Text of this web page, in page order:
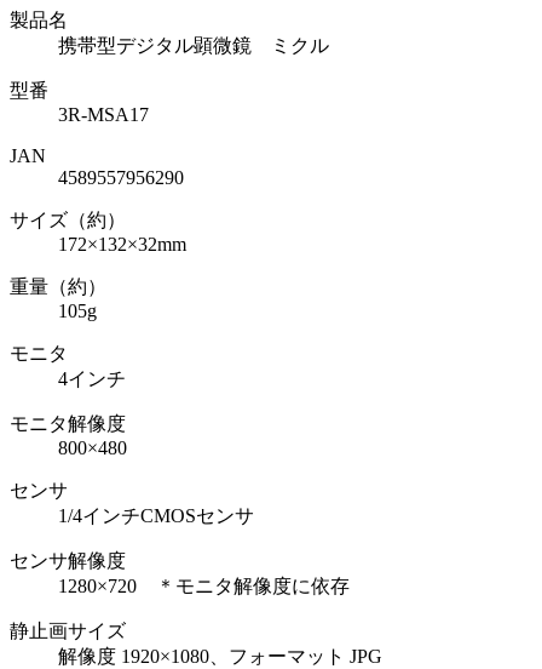
製品名
携帯型デジタル顕微鏡 ミクル
型番
3R-MSA17
JAN
4589557956290
サイズ（約）
172×132×32mm
重量（約）
105g
モニタ
4インチ
モニタ解像度
800×480
センサ
1/4インチCMOSセンサ
センサ解像度
1280×720 ＊モニタ解像度に依存
静止画サイズ
解像度 1920×1080、フォーマット JPG